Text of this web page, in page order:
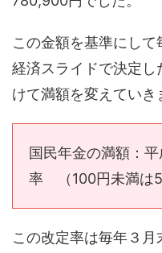
この金額を基準にし
経済スライドで決定
けて満額を変えていき
国民年金の満額：
率 （100円未満は
この改定率は毎年３